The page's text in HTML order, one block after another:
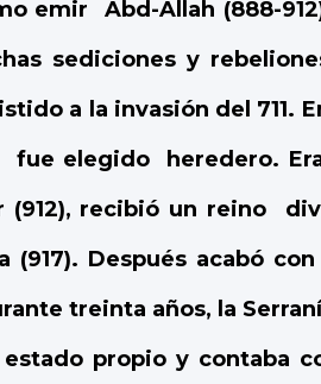
emir Abd-Allah (888-
sediciones y
a la invasión del 711.
fue elegido
heredero.
recibió un reino
(917). Después acabó
treinta años, la
propio y contaba